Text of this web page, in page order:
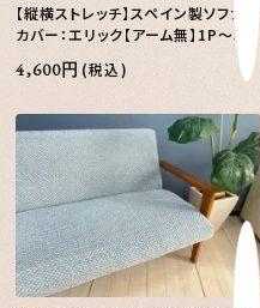
【縦横ストレッチ】スペイン製ソファー
カバー：エリック【アーム無】1P～3P
4,600円 (税込)